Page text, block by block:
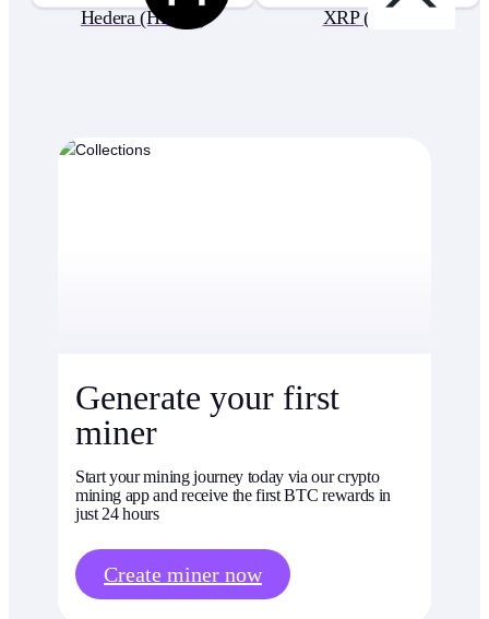
Hedera (HBAR) XRP (XRP)
Generate your first
miner
Start your mining journey today via our crypto
mining app and receive the first BTC rewards in
just 24 hours
Create miner now